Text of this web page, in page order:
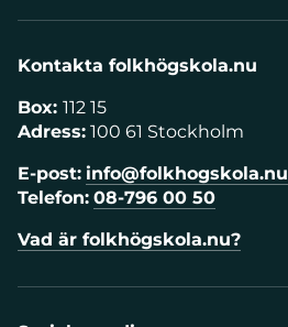
Kontakta folkhögskola.nu
Box: 112 15
Adress: 100 61 Stockholm
E-post: info@folkhogskola.nu
Telefon: 08-796 00 50
Vad är folkhögskola.nu?